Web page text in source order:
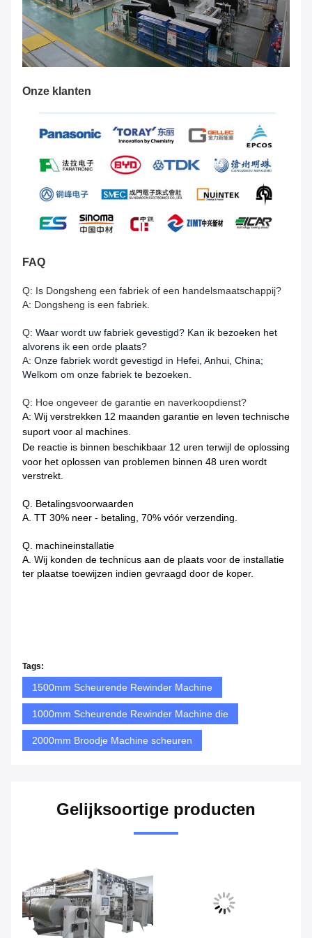
Onze klanten
FAQ
Q: Is Dongsheng een fabriek of een handelsmaatschappij?
A: Dongsheng is een fabriek.
Q: Waar wordt uw fabriek gevestigd? Kan ik bezoeken het
alvorens ik een orde plaats?
A: Onze fabriek wordt gevestigd in Hefei, Anhui, China;
Welkom om onze fabriek te bezoeken.
Q: Hoe ongeveer de garantie en naverkoopdienst?
A: Wij verstrekken 12 maanden garantie en leven technische
suport voor al machines.
De reactie is binnen beschikbaar 12 uren terwijl de oplossing
voor het oplossen van problemen binnen 48 uren wordt
verstrekt.
Q. Betalingsvoorwaarden
A. TT 30% neer - betaling, 70% vóór verzending.
Q. machineinstallatie
A. Wij konden de technicus aan de plaats voor de installatie
ter plaatse toewijzen indien gevraagd door de koper.
Tags:
1500mm Scheurende Rewinder Machine
1000mm Scheurende Rewinder Machine die
2000mm Broodje Machine scheuren
Gelijksoortige producten